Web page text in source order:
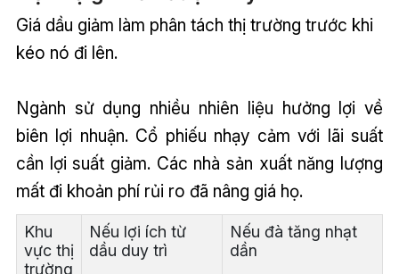
Giá dầu giảm làm phân tách thị trường trước khi
kéo nó đi lên.
Ngành sử dụng nhiều nhiên liệu hưởng lợi về
biên lợi nhuận. Cổ phiếu nhạy cảm với lãi suất
cần lợi suất giảm. Các nhà sản xuất năng lượng
mất đi khoản phí rủi ro đã nâng giá họ.
Khu
vực thị
trường
Nếu lợi ích từ
dầu duy trì
Nếu đà tăng nhạt
dần